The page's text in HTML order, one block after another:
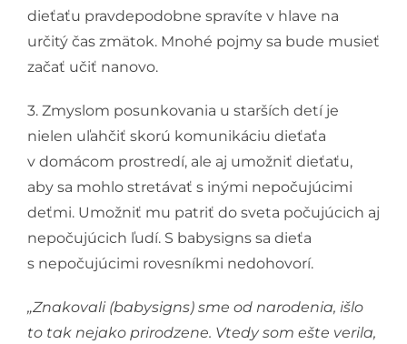
dieťaťu pravdepodobne spravíte v hlave na
určitý čas zmätok. Mnohé pojmy sa bude musieť
začať učiť nanovo.
3. Zmyslom posunkovania u starších detí je
nielen uľahčiť skorú komunikáciu dieťaťa
v domácom prostredí, ale aj umožniť dieťaťu,
aby sa mohlo stretávať s inými nepočujúcimi
deťmi. Umožniť mu patriť do sveta počujúcich aj
nepočujúcich ľudí. S babysigns sa dieťa
s nepočujúcimi rovesníkmi nedohovorí.
„Znakovali (babysigns) sme od narodenia, išlo
to tak nejako prirodzene. Vtedy som ešte verila,